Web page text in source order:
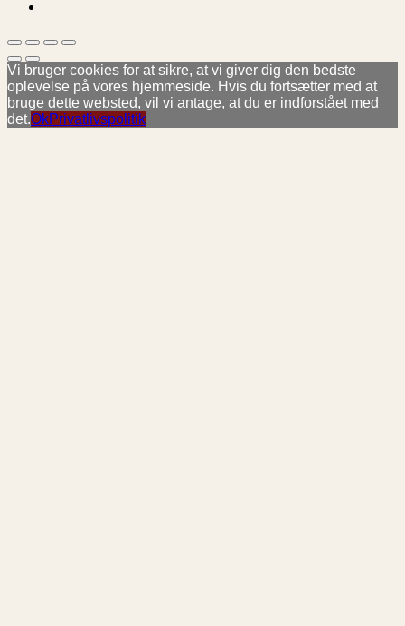
Vi bruger cookies for at sikre, at vi giver dig den bedste
oplevelse på vores hjemmeside. Hvis du fortsætter med at
bruge dette websted, vil vi antage, at du er indforstået med
det.OkPrivatlivspolitik